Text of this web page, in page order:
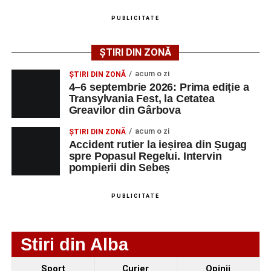
Ultimele știri din Sebeș
Femeie de 66 de ani, transportată în stare gravă la
spital după ce a fost lovită de o motocicletă pe
strada Dorobanți din Sebeș
Accident pe strada Dorobanți din Sebeș: fermeie
de 66 de ani rănită grav, după ce a fost lovită de o
Fest, la Cetatea Greavilor din Gârbova
PUBLICITATE
ȘTIRI DIN ZONĂ
ȘTIRI DIN ZONĂ acum o zi
4–6 septembrie 2026: Prima ediție a
Transylvania Fest, la Cetatea
Greavilor din Gârbova
ȘTIRI DIN ZONĂ acum o zi
Accident rutier la ieșirea din Șugag
spre Popasul Regelui. Intervin
pompierii din Sebeș
PUBLICITATE
Stiri din Alba
Sport Curier Opinii